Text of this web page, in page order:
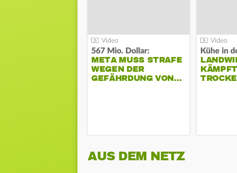
567 Mio. Dollar:
META MUSS STRAFE
WEGEN DER
GEFÄHRDUNG VON…
Kühe in
AUS DEM NETZ